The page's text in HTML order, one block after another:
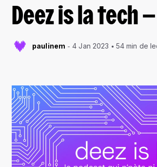
Deez is la tech
paulinem 4 Jan 2023 54 min de